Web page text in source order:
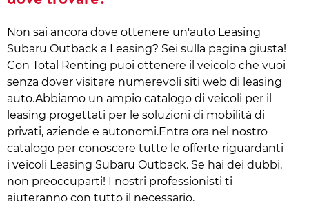
Non sai ancora dove ottenere un'auto Leasing
Subaru Outback a Leasing? Sei sulla pagina giusta!
Con Total Renting puoi ottenere il veicolo che vuoi
senza dover visitare numerevoli siti web di leasing
auto.Abbiamo un ampio catalogo di veicoli per il
leasing progettati per le soluzioni di mobilità di
privati, aziende e autonomi.Entra ora nel nostro
catalogo per conoscere tutte le offerte riguardanti
i veicoli Leasing Subaru Outback. Se hai dei dubbi,
non preoccuparti! I nostri professionisti ti
aiuteranno con tutto il necessario.